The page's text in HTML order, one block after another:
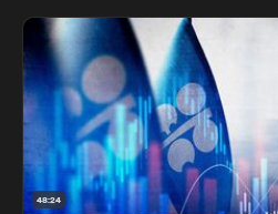
48:24